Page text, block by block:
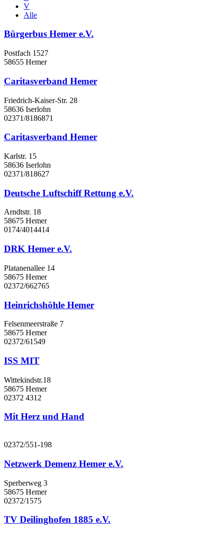
V
Alle
Bürgerbus Hemer e.V.
Postfach 1527
58655 Hemer
Caritasverband Hemer
Friedrich-Kaiser-Str. 28
58636 Iserlohn
02371/8186871
Caritasverband Hemer
Karlstr. 15
58636 Iserlohn
02371/818627
Deutsche Luftschiff Rettung e.V.
Arndtstr. 18
58675 Hemer
0174/4014414
DRK Hemer e.V.
Platanenallee 14
58675 Hemer
02372/662765
Heinrichshöhle Hemer
Felsenmeerstraße 7
58675 Hemer
02372/61549
ISS MIT
Wittekindstr.18
58675 Hemer
02372 4312
Mit Herz und Hand
02372/551-198
Netzwerk Demenz Hemer e.V.
Sperberweg 3
58675 Hemer
02372/1575
TV Deilinghofen 1885 e.V.